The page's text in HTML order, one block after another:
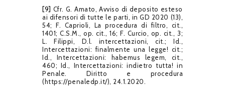
[9] Cfr. G. Amato, Avviso di deposito esteso
ai difensori di tutte le parti, in GD 2020 (13),
54; F. Caprioli, La procedura di filtro, cit.,
1401; C.S.M., op. cit., 16; F. Curcio, op. cit., 3;
L. Filippi, D.l. intercettazioni, cit.; Id.,
Intercettazioni: finalmente una legge! cit.;
Id., Intercettazioni: habemus legem, cit.,
460; Id., Intercettazioni: indietro tutta! in
Penale. Diritto e procedura
(https://penaledp.it/), 24.1.2020.